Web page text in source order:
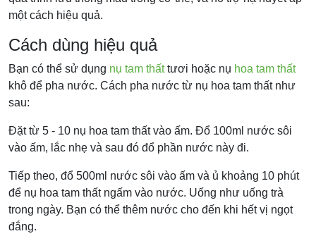
một cách hiệu quả.
Cách dùng hiệu quả
Bạn có thể sử dụng nụ tam thấttươi hoặc nụ hoa tam thất
khô để pha nước. Cách pha nước từ nụ hoa tam thất như
sau:
Đặt từ 5 - 10 nụ hoa tam thất vào ấm. Đổ 100ml nước sôi
vào ấm, lắc nhẹ và sau đó đổ phần nước này đi.
Tiếp theo, đổ 500ml nước sôi vào ấm và ủ khoảng 10 phút
để nụ hoa tam thất ngấm vào nước. Uống như uống trà
trong ngày. Bạn có thể thêm nước cho đến khi hết vị ngọt
đắng.